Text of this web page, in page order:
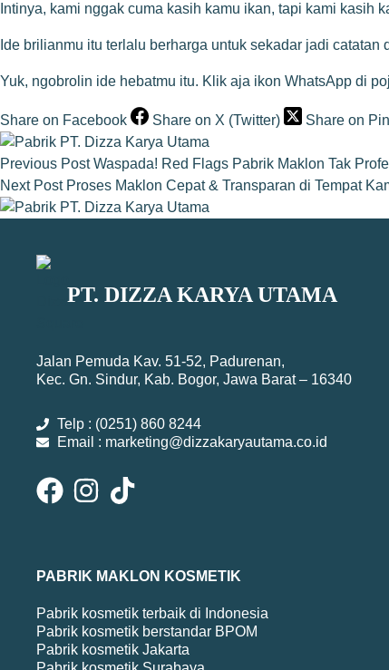
Intinya, kami nggak cuma kasih kamu ikan, tapi kami kasih
Ide brilianmu itu terlalu berharga untuk sekadar jadi
Yuk, ngobrolin ide hebatmu itu. Klik aja ikon WhatsApp di
Share on Facebook Share on X (Twitter) Share on
Previous Post Waspada! Red Flags Pabrik Maklon Tak
Next Post Proses Maklon Cepat & Transparan di Tempat
PT. DIZZA KARYA UTAMA
Jalan Pemuda Kav. 51-52, Padurenan,
Kec. Gn. Sindur, Kab. Bogor, Jawa Barat – 16340
Telp : (0251) 860 8244
Email : marketing@dizzakaryautama.co.id
PABRIK MAKLON KOSMETIK
Pabrik kosmetik terbaik di Indonesia
Pabrik kosmetik berstandar BPOM
Pabrik kosmetik Jakarta